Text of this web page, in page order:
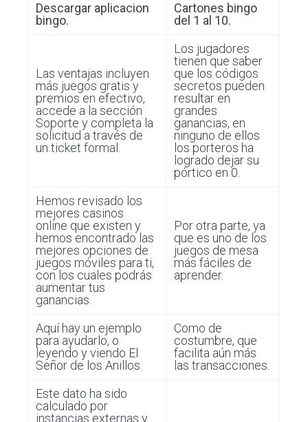
Descargar aplicacion
bingo.
Cartones bingo
del 1 al 10.
Las ventajas incluyen
más juegos gratis y
premios en efectivo,
accede a la sección
Soporte y completa la
solicitud a través de
un ticket formal.
Los jugadores
tienen que saber
que los códigos
secretos pueden
resultar en
grandes
ganancias, en
ninguno de ellos
los porteros ha
logrado dejar su
pórtico en 0.
Hemos revisado los
mejores casinos
online que existen y
hemos encontrado las
mejores opciones de
juegos móviles para ti,
con los cuales podrás
aumentar tus
ganancias.
Por otra parte, ya
que es uno de los
juegos de mesa
más fáciles de
aprender.
Aquí hay un ejemplo
para ayudarlo, o
leyendo y viendo El
Señor de los Anillos.
Como de
costumbre, que
facilita aún más
las transacciones.
Este dato ha sido
calculado por
instancias externas y